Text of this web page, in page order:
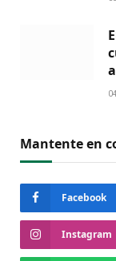
Mantente en
Facebook
Instagram